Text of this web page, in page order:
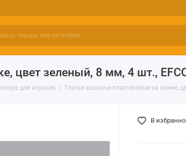
цвет зеленый, 8 мм, 4 шт.,
для игрушек Глазки кошачьи пластиковые на ножке,
В